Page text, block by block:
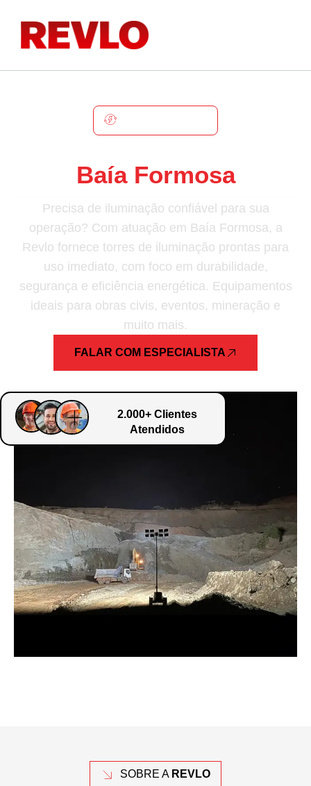
Baía Formosa
Precisa de iluminação confiável para sua
operação? Com atuação em Baía Formosa, a
Revlo fornece torres de iluminação prontas para
uso imediato, com foco em durabilidade,
segurança e eficiência energética. Equipamentos
ideais para obras civis, eventos, mineração e
muito mais.
FALAR COM ESPECIALISTA
2.000+ Clientes
Atendidos
SOBRE A REVLO